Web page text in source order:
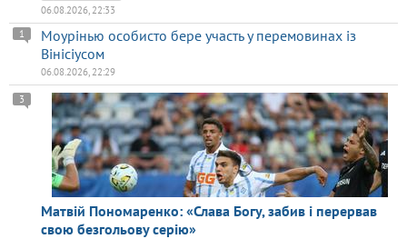
06.08.2026, 22:33
Моурінью особисто бере участь у перемовинах із
Вінісіусом
1
06.08.2026, 22:29
Матвій Пономаренко: «Слава Богу, забив і перервав
свою безгольову серію»
3